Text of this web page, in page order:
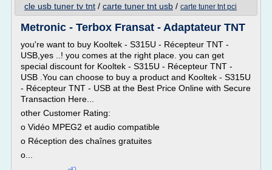
cle usb tuner tv tnt / carte tuner tnt usb / carte tuner tnt pci
Metronic - Terbox Fransat - Adaptateur TNT
you're want to buy Kooltek - S315U - Récepteur TNT -
USB,yes ..! you comes at the right place. you can get
special discount for Kooltek - S315U - Récepteur TNT -
USB .You can choose to buy a product and Kooltek - S315U
- Récepteur TNT - USB at the Best Price Online with Secure
Transaction Here...
other Customer Rating:
o Vidéo MPEG2 et audio compatible
o Réception des chaînes gratuites
o...